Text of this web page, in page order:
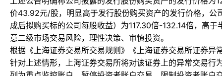
价43.92元/股，明显高于发行股份购买资产的发行价格，公
成后拟购买标的公司每股收益）为117.30倍-132.14倍，高
意二级市场交易风险，理性决策、审慎投资。
根据《上海证券交易所交易规则》《上海证券交易所证券异
针对上述情形，上海证券交易所将对该证券上的异常交易行